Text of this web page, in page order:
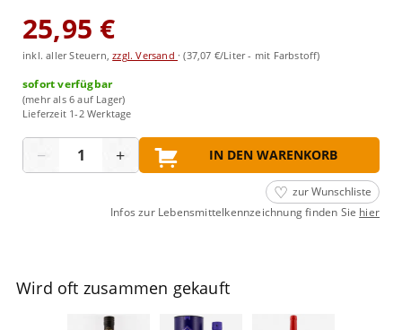
25,95 €
inkl. aller Steuern,zzgl. Versand ·(37,07 €/Liter - mit Farbstoff)
sofort verfügbar
(mehr als 6 auf Lager)
Lieferzeit 1-2 Werktage
− + IN DEN WARENKORB
zur Wunschliste
Infos zur Lebensmittelkennzeichnung finden Sie hier
Wird oft zusammen gekauft